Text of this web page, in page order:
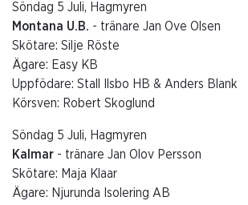
Söndag 5 Juli, Hagmyren
Montana U.B. - tränare Jan Ove Olsen
Skötare: Silje Röste
Ägare: Easy KB
Uppfödare: Stall Ilsbo HB & Anders Blank
Körsven: Robert Skoglund
Söndag 5 Juli, Hagmyren
Kalmar - tränare Jan Olov Persson
Skötare: Maja Klaar
Ägare: Njurunda Isolering AB